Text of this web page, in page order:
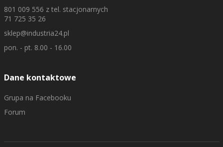
801 009 556 z tel. stacjonarnych
71 725 35 26
sklep@industria24.pl
pon. - pt. 8.00 - 16.00
Dane kontaktowe
Grupa na Facebooku
Forum